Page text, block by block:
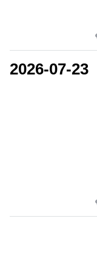
2026-07-23